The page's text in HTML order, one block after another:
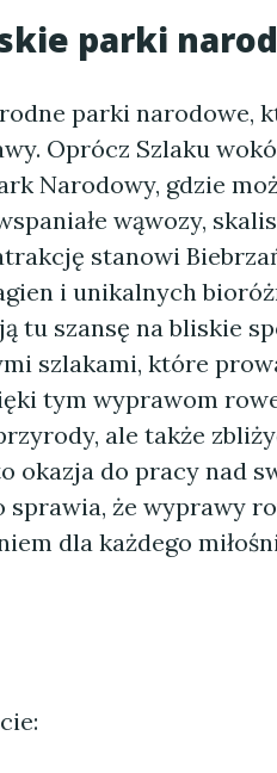
parki
parki narodowe,
Oprócz Szlaku
Narodowy, gdzie
wąwozy,
stanowi
i unikalnych
tu szansę na bliskie
szlakami, które
tym wyprawom
ale także
do pracy nad
że wyprawy
dla każdego